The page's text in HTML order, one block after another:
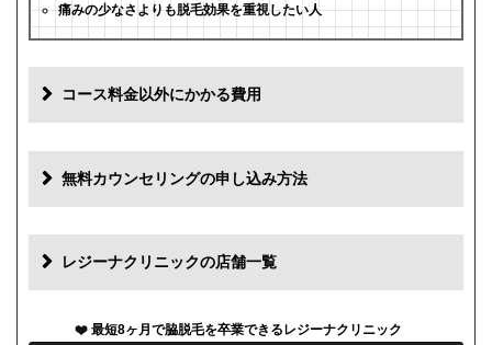
痛みの少なさよりも脱毛効果を重視したい人
コース料金以外にかかる費用
初診料 0円
再診料 0円
無料カウンセリングの申し込み方法
レジーナクリニックの店舗一覧
最短8ヶ月で脇脱毛を卒業できるレジーナクリニック